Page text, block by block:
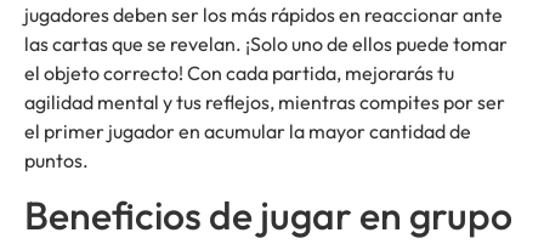
jugadores deben ser los más rápidos en reaccionar ante
las cartas que se revelan. ¡Solo uno de ellos puede tomar
el objeto correcto! Con cada partida, mejorarás tu
agilidad mental y tus reflejos, mientras compites por ser
el primer jugador en acumular la mayor cantidad de
puntos.
Beneficios de jugar en grupo